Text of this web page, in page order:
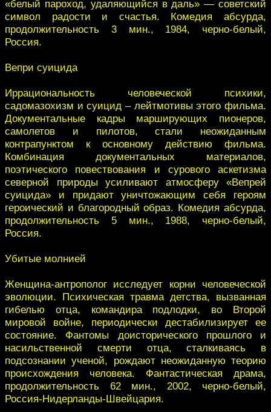
«белый пароход, удаляющийся в даль» — советский
символ радости и счастья. Комедия абсурда,
продолжительность 3 мин., 1984, черно-белый,
Россия.
Вепри суицида
Иррациональность человеческой психики,
садомазохизм и суицид – лейтмотивы этого фильма.
Документальные кадры марширующих пионеров,
самолетов и пилотов, стали неожиданным
контрапунктом к основному действию фильма.
Комбинация документальных материалов,
поэтического повествования и сурового аскетизма
северной природы усиливают атмосферу «Вепрей
суицида» и придают уничтожающим себя героям
героический и благородный образ. Комедия абсурда,
продолжительность 5 мин., 1988, черно-белый,
Россия.
Убитые молнией
Женщина-антрополог исследует корни человеческой
эволюции. Психическая травма детства, вызванная
гибелью отца, командира подлодки, во Второй
мировой войне, периодически дестабилизирует ее
состояние. Фантомы доисторического прошлого и
насильственной смерти отца, сталкиваясь в
подсознании ученой, рождают неожиданную теорию
происхождения человека. Фантастическая драма,
продолжительность 62 мин., 2002, черно-белый,
Россия-Нидерланды-Швейцария.